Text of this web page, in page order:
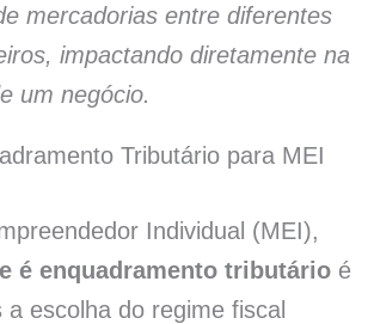
mercadorias entre diferentes
impactando diretamente na
um negócio.
Tributário para MEI
Individual (MEI),
é enquadramento tributárioé
a escolha do regime fiscal